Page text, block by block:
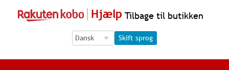
Hjælp Tilbage til butikken
Language Selection
Language Selection
Skift sprog